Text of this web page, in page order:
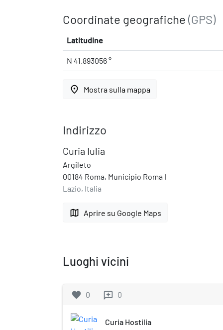
Coordinate geografiche (GPS)
Latitudine
N 41.893056 °
place Mostra sulla mappa
Indirizzo
Curia Iulia
Argileto
00184 Roma, Municipio Roma I
Lazio, Italia
map Aprire su Google Maps
Luoghi vicini
favorite 0 reviews 0
Curia Hostilia